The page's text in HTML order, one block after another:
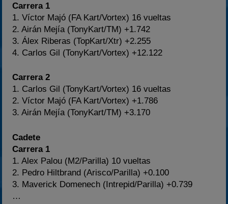
Carrera 1
1. Víctor Majó (FA Kart/Vortex) 16 vueltas
2. Airán Mejía (TonyKart/TM) +1.742
3. Álex Riberas (TopKart/Xtr) +2.255
4. Carlos Gil (TonyKart/Vortex) +12.122
Carrera 2
1. Carlos Gil (TonyKart/Vortex) 16 vueltas
2. Víctor Majó (FA Kart/Vortex) +1.786
3. Airán Mejía (TonyKart/TM) +3.170
Cadete
Carrera 1
1. Alex Palou (M2/Parilla) 10 vueltas
2. Pedro Hiltbrand (Arisco/Parilla) +0.100
3. Maverick Domenech (Intrepid/Parilla) +0.739
…